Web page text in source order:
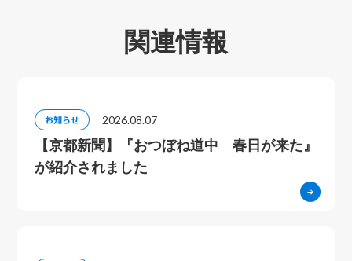
関連情報
お知らせ 2026.08.07
【京都新聞】『おつぼね道中 春日が来た』
が紹介されました